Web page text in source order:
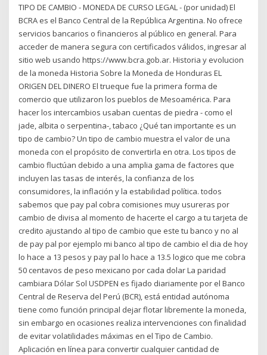
TIPO DE CAMBIO - MONEDA DE CURSO LEGAL - (por unidad) El
BCRA es el Banco Central de la República Argentina. No ofrece
servicios bancarios o financieros al público en general. Para
acceder de manera segura con certificados válidos, ingresar al
sitio web usando https://www.bcra.gob.ar. Historia y evolucion
de la moneda Historia Sobre la Moneda de Honduras EL
ORIGEN DEL DINERO El trueque fue la primera forma de
comercio que utilizaron los pueblos de Mesoamérica. Para
hacer los intercambios usaban cuentas de piedra - como el
jade, albita o serpentina-, tabaco ¿Qué tan importante es un
tipo de cambio? Un tipo de cambio muestra el valor de una
moneda con el propósito de convertirla en otra. Los tipos de
cambio fluctúan debido a una amplia gama de factores que
incluyen las tasas de interés, la confianza de los
consumidores, la inflación y la estabilidad política. todos
sabemos que pay pal cobra comisiones muy usureras por
cambio de divisa al momento de hacerte el cargo a tu tarjeta de
credito ajustando al tipo de cambio que este tu banco y no al
de pay pal por ejemplo mi banco al tipo de cambio el dia de hoy
lo hace a 13 pesos y pay pal lo hace a 13.5 logico que me cobra
50 centavos de peso mexicano por cada dolar La paridad
cambiara Dólar Sol USDPEN es fijado diariamente por el Banco
Central de Reserva del Perú (BCR), está entidad autónoma
tiene como función principal dejar flotar libremente la moneda,
sin embargo en ocasiones realiza intervenciones con finalidad
de evitar volatilidades máximas en el Tipo de Cambio.
Aplicación en línea para convertir cualquier cantidad de